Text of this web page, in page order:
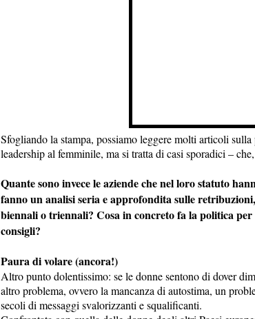
Sfogliando la stampa, possiamo leggere molti articoli
leadership al femminile, ma si tratta di casi sporadici –
Quante sono invece le aziende che nel loro statuto
fanno un analisi seria e approfondita sulle
biennali o triennali? Cosa in concreto fa la politica
consigli?
Paura di volare (ancora!)
Altro punto dolentissimo: se le donne sentono di dover
altro problema, ovvero la mancanza di autostima, un
secoli di messaggi svalorizzanti e squalificanti.